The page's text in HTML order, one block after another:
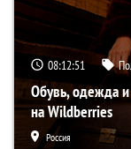
08:12:50
Обувь, одежда
на Wildberries
Россия